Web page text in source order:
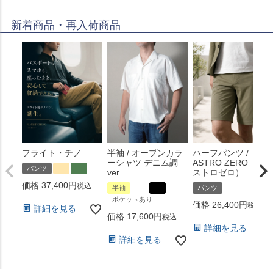
新着商品・再入荷商品
フライト・チノ
パンツ
価格 37,400 税込
詳細を見る
半袖 / オープンカラ
ーシャツ デニム調
ver
半袖
ポケットあり
価格 17,600 税込
詳細を見る
ハーフパンツ /
ASTRO ZERO （ア
ストロゼロ）
パンツ
価格 26,400 税込
詳細を見る